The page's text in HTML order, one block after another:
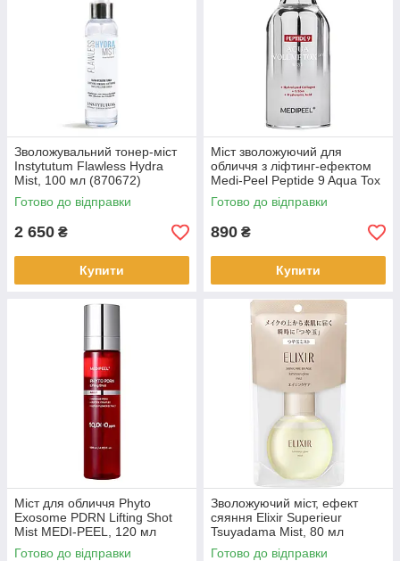
Зволожувальний тонер-міст
Instytutum Flawless Hydra
Mist, 100 мл (870672)
Готово до відправки
2 650 ₴
Купити
Міст зволожуючий для
обличчя з ліфтинг-ефектом
Medi-Peel Peptide 9 Aqua Tox
Mis, 50 мл (820423)
Готово до відправки
890 ₴
Купити
Міст для обличчя Phyto
Exosome PDRN Lifting Shot
Mist MEDI-PEEL, 120 мл
(824711)
Готово до відправки
Зволожуючий міст, ефект
сяяння Elixir Superieur
Tsuyadama Mist, 80 мл
(975105)
Готово до відправки